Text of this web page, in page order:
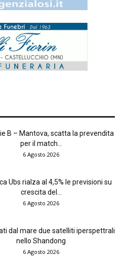
B – Mantova, scatta la prevendita
per il match...
6 Agosto 2026
Ubs rialza al 4,5% le previsioni su
crescita del...
6 Agosto 2026
dal mare due satelliti iperspettrali
nello Shandong
6 Agosto 2026